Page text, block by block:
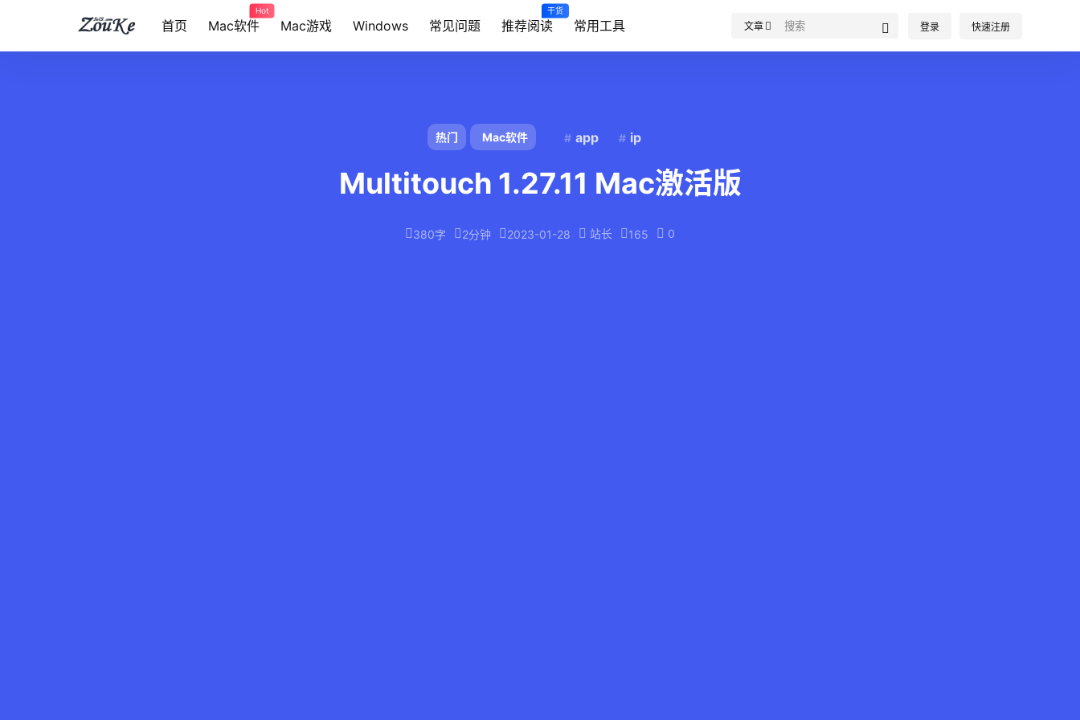
首页 Mac软件
Hot
Mac游戏 Windows 常见问题 推荐阅读
干货
常用工具 文章 登录 快速注册
热门 Mac软件 app ip
Multitouch 1.27.11 Mac激活版
380字 2分钟 2023-01-28 站长 165 0